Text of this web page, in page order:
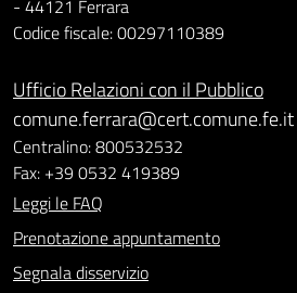
- 44121 Ferrara
Codice fiscale: 00297110389
Ufficio Relazioni con il Pubblico
comune.ferrara@cert.comune.fe.it
Centralino: 800532532
Fax: +39 0532 419389
Leggi le FAQ
Prenotazione appuntamento
Segnala disservizio